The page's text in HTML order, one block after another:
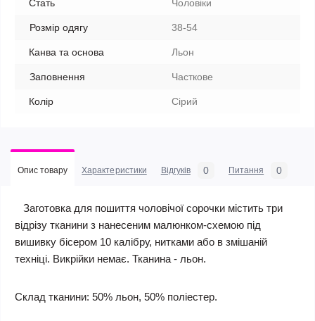
Стать Чоловіки
Розмір одягу 38-54
Канва та основа Льон
Заповнення Часткове
Колір Сірий
Опис товару Характеристики Відгуків 0 Питання 0
Заготовка для пошиття чоловічої сорочки містить три
відрізу тканини з нанесеним малюнком-схемою під
вишивку бісером 10 калібру, нитками або в змішаній
техніці. Викрійки немає. Тканина - льон.
Склад тканини: 50% льон, 50% поліестер.